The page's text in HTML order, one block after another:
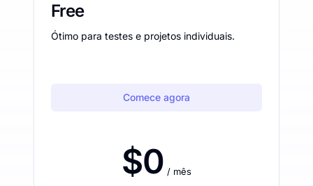
Free
Ótimo para testes e projetos individuais.
Comece agora
$0 / mês